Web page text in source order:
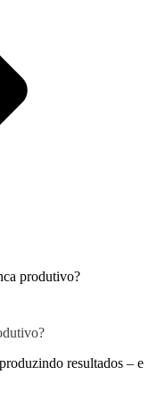
produtivo?
resultados – e